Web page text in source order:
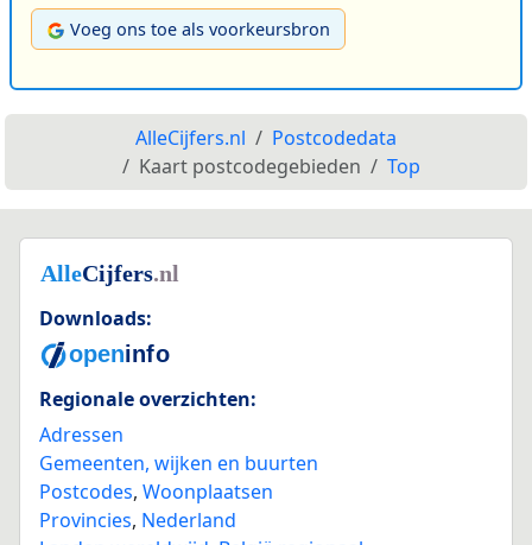
Voeg ons toe als voorkeursbron
AlleCijfers.nl
Postcodedata
Kaart postcodegebieden
Top
Downloads:
Regionale overzichten:
Adressen
Gemeenten, wijken en buurten
Postcodes, Woonplaatsen
Provincies, Nederland